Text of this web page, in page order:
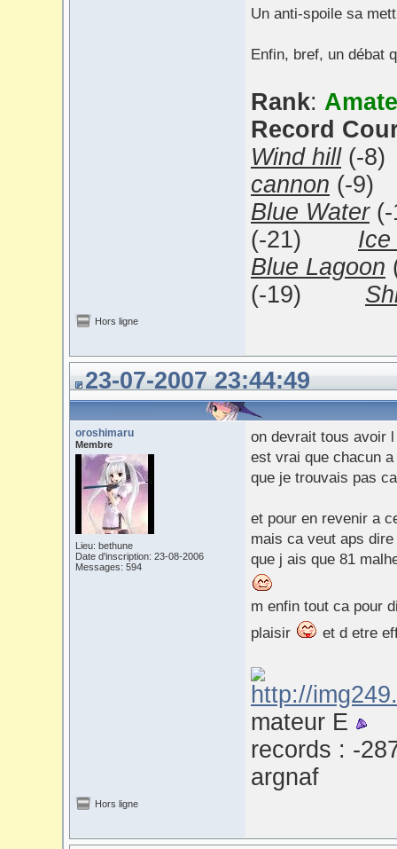
Un anti-spoile sa
Enfin, bref, un débat
Rank:
Record
Wind hill
cannon (-
Blue Water
(-21) Ice
Blue Lagoon
(-19)
Hors ligne
23-07-2007 23:44:49
oroshimaru
Membre
Lieu: bethune
Date d'inscription: 23-08-2006
Messages: 594
on devrait tous avoir
est vrai que chacun
que je trouvais pas
et pour en revenir a
mais ca veut aps
que j ais que 81
m enfin tout ca pour
plaisir
et d etre
mateur E
records : -
argnaf
Hors ligne